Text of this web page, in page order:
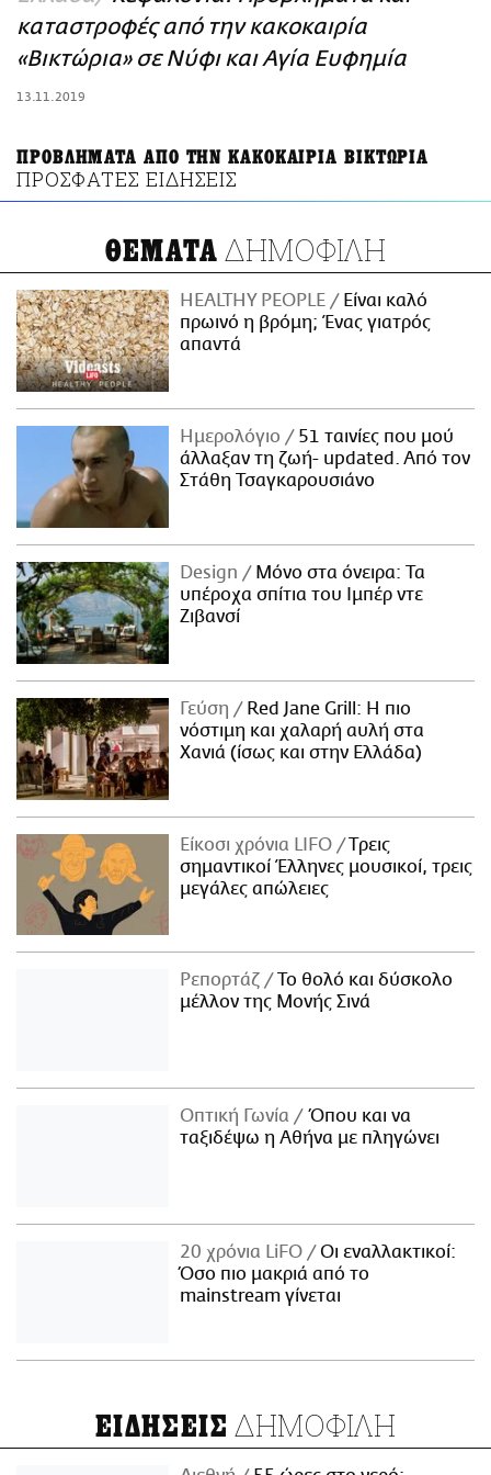
ΑΜΠΑ
PRINT
καταστροφές από την κακοκαιρία
«Βικτώρια» σε Νύφι και Αγία Ευφημία
13.11.2019
ΠΡΟΒΛΗΜΑΤΑ ΑΠΟ ΤΗΝ ΚΑΚΟΚΑΙΡΙΑ ΒΙΚΤΩΡΙΑ
ΠΡΟΣΦΑΤΕΣ ΕΙΔΗΣΕΙΣ
ΘΕΜΑΤΑ ΔΗΜΟΦΙΛΗ
HEALTHY PEOPLE
Είναι καλό
πρωινό η βρόμη; Ένας γιατρός
απαντά
Ημερολόγιο
51 ταινίες που μού
άλλαξαν τη ζωή- updated. Aπό τον
Στάθη Τσαγκαρουσιάνο
Design
Μόνο στα όνειρα: Τα
υπέροχα σπίτια του Ιμπέρ ντε
Ζιβανσί
Γεύση
Red Jane Grill: Η πιο
νόστιμη και χαλαρή αυλή στα
Χανιά (ίσως και στην Ελλάδα)
Είκοσι χρόνια LIFO
Tρεις
σημαντικοί Έλληνες μουσικοί, τρεις
μεγάλες απώλειες
Ρεπορτάζ
Το θολό και δύσκολο
μέλλον της Μονής Σινά
Οπτική Γωνία
Όπου και να
ταξιδέψω η Αθήνα με πληγώνει
20 χρόνια LiFO
Οι εναλλακτικοί:
Όσο πιο μακριά από το
mainstream γίνεται
ΕΙΔΗΣΕΙΣ ΔΗΜΟΦΙΛΗ